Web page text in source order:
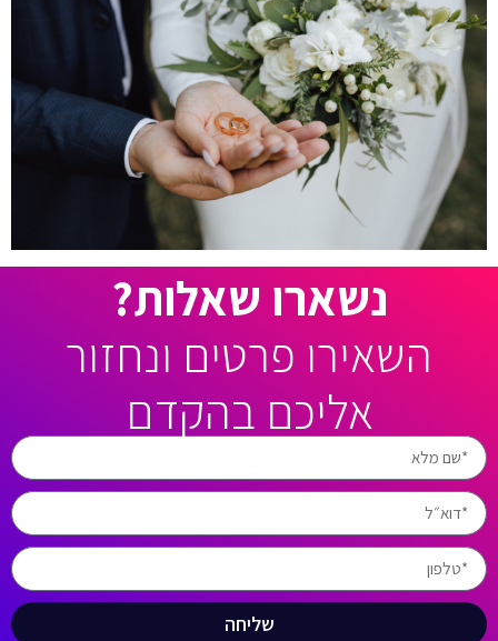
נשארו שאלות?
השאירו פרטים ונחזור
אליכם בהקדם
שליחה